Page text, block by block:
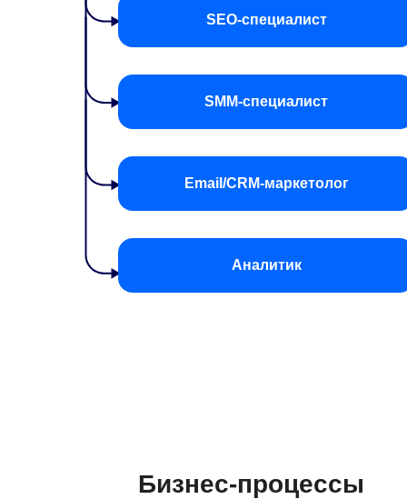
SEO-специалист
SMM-специалист
Email/CRM-маркетолог
Аналитик
Бизнес-процессы